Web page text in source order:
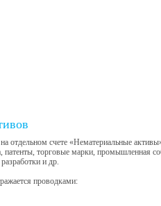
отдельном счете «Нематериальные
торговые марки, промышленная
и др.
проводками: